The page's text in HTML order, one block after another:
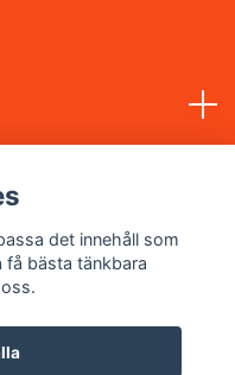
det innehåll som
bästa tänkbara